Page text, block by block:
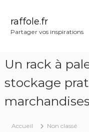
raffole.fr
Partager vos inspirations
Un rack à
stockage
marchandises
Accueil
Non classé